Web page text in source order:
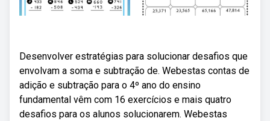
Desenvolver estratégias para solucionar desafios que
envolvam a soma e subtração de. Webestas contas de
adição e subtração para o 4º ano do ensino
fundamental vêm com 16 exercícios e mais quatro
desafios para os alunos solucionarem. Webestas